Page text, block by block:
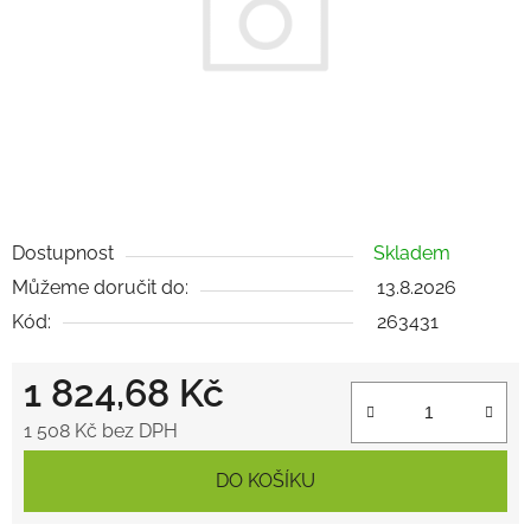
Dostupnost
Skladem
Můžeme doručit do:
13.8.2026
Kód:
263431
1 824,68 Kč
1 508 Kč bez DPH
DO KOŠÍKU